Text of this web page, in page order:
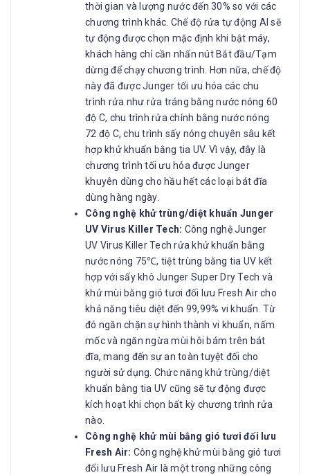
thời gian và lượng nước đến 30% so với các
chương trình khác. Chế độ rửa tự động AI sẽ
tự động được chọn mặc định khi bật máy,
khách hàng chỉ cần nhấn nút Bắt đầu/Tạm
dừng để chạy chương trình. Hơn nữa, chế độ
này đã được Junger tối ưu hóa các chu
trình rửa như rửa tráng bằng nước nóng 60
độ C, chu trình rửa chính bằng nước nóng
72 độ C, chu trình sấy nóng chuyên sâu kết
hợp khử khuẩn bằng tia UV. Vì vậy, đây là
chương trình tối ưu hóa được Junger
khuyên dùng cho hầu hết các loại bát đĩa
dùng hàng ngày.
Công nghệ khử trùng/diệt khuẩn Junger
UV Virus Killer Tech: Công nghệ Junger
UV Virus Killer Tech rửa khử khuẩn bằng
nước nóng 75℃, tiệt trùng bằng tia UV kết
hợp với sấy khô Junger Super Dry Tech và
khử mùi bằng gió tươi đối lưu Fresh Air cho
khả năng tiêu diệt đến 99,99% vi khuẩn. Từ
đó ngăn chặn sự hình thành vi khuẩn, nấm
mốc và ngăn ngừa mùi hôi bám trên bát
đĩa, mang đến sự an toàn tuyệt đối cho
người sử dụng. Chức năng khử trùng/diệt
khuẩn bằng tia UV cũng sẽ tự động được
kích hoạt khi chọn bất kỳ chương trình rửa
nào.
Công nghệ khử mùi bằng gió tươi đối lưu
Fresh Air: Công nghệ khử mùi bằng gió tươi
đối lưu Fresh Air là một trong những công